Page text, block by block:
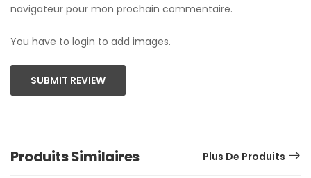
navigateur pour mon prochain commentaire.
You have to login to add images.
SUBMIT REVIEW
Produits Similaires Plus De Produits